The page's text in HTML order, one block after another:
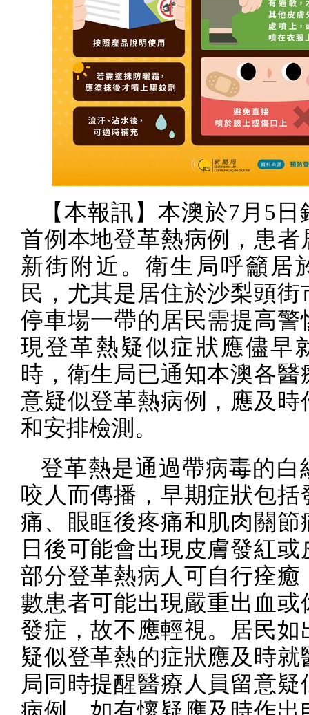
【本報訊】本澳於7 月 5 日
首例本地登革熱病例，患者
新街附近。衛生局呼籲居
民，尤其是居住於沙梨頭街
停車場一帶的居民需提高警
現登革熱疑似症狀應儘早
時，衛生局已通知本澳各醫
意疑似登革熱病例，應及時
和安排檢測。
登革熱是通過帶病毒的白
咬人而傳播，早期症狀包括
痛、眼眶後疼痛和肌肉關節
日後可能會出現皮膚發紅或
部分登革熱病人可自行痊癒
數患者可能出現嚴重出血或
發症，故不應輕視。居民如
疑似登革熱的症狀應及時就
局同時提醒醫療人員留意疑